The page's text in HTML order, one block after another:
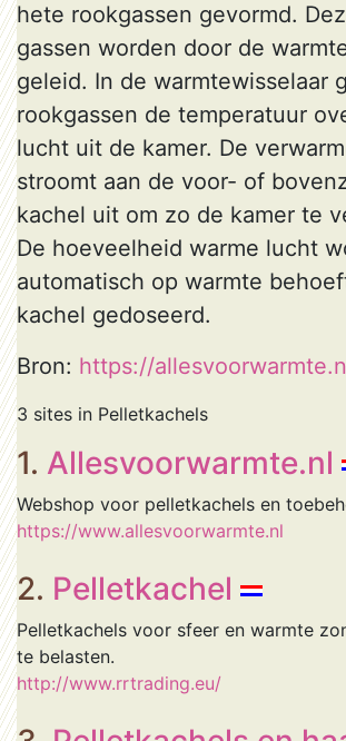
hete rookgassen gevormd.
gassen worden door de
geleid. In de warmtewisselaar
rookgassen de temperatuur
lucht uit de kamer. De
stroomt aan de voor- of
kachel uit om zo de kamer te
De hoeveelheid warme lucht
automatisch op warmte
kachel gedoseerd.
Bron: https://
3 sites in Pelletkachels
1. Allesvoorwarmte.nl
Webshop voor pelletkachels en
https://www.allesvoorwarmte.nl
2. Pelletkachel
Pelletkachels voor sfeer en warmte
te belasten.
http://www.rrtrading.eu/